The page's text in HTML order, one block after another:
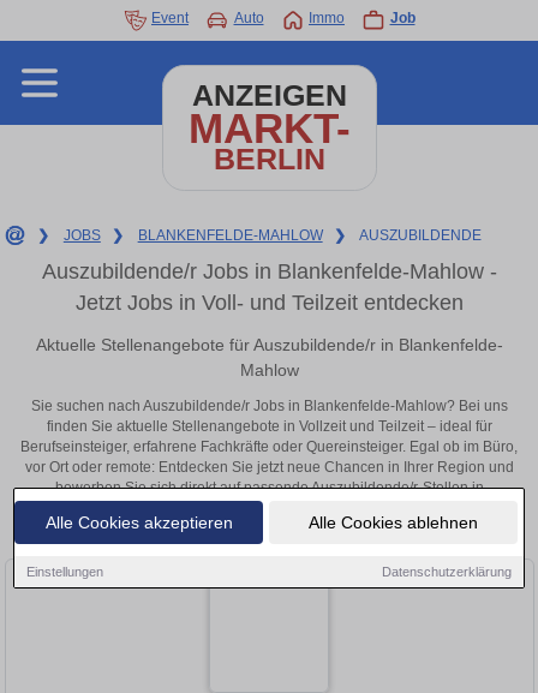
Alle Cookies akzeptieren Alle Cookies ablehnen
Einstellungen Datenschutzerklärung
Event Auto Immo Job
ANZEIGEN
MARKT-
BERLIN
❯ JOBS ❯ BLANKENFELDE-MAHLOW ❯ AUSZUBILDENDE
Auszubildende/r Jobs in Blankenfelde-Mahlow -
Jetzt Jobs in Voll- und Teilzeit entdecken
Aktuelle Stellenangebote für Auszubildende/r in Blankenfelde-
Mahlow
Sie suchen nach Auszubildende/r Jobs in Blankenfelde-Mahlow? Bei uns
finden Sie aktuelle Stellenangebote in Vollzeit und Teilzeit – ideal für
Berufseinsteiger, erfahrene Fachkräfte oder Quereinsteiger. Egal ob im Büro,
vor Ort oder remote: Entdecken Sie jetzt neue Chancen in Ihrer Region und
bewerben Sie sich direkt auf passende Auszubildende/r-Stellen in
Blankenfelde-Mahlow!